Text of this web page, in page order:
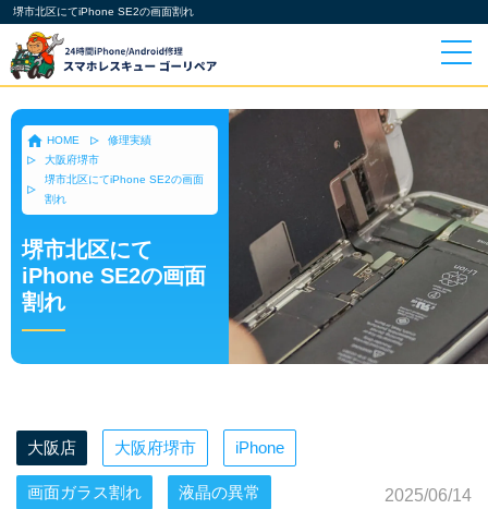
堺市北区にてiPhone SE2の画面割れ
HOME
修理実績
大阪府堺市
堺市北区にてiPhone SE2の画面
割れ
堺市北区にて
iPhone SE2の画面
割れ
大阪店 大阪府堺市 iPhone
画面ガラス割れ 液晶の異常 2025/06/14